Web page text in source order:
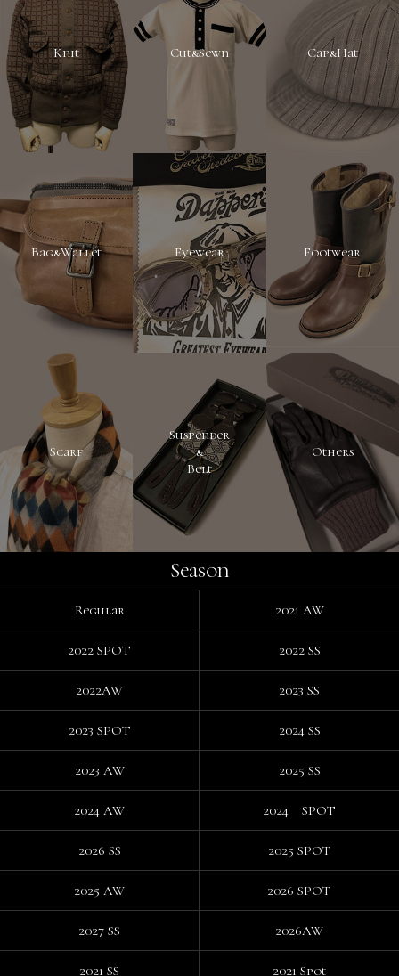
Knit Cut&Sewn Cap&Hat
Bag&Wallet Eyewear Footwear
Scarf
Suspender
&
Belt
Others
Season
Regular 2021 AW
2022 SPOT 2022 SS
2022AW 2023 SS
2023 SPOT 2024 SS
2023 AW 2025 SS
2024 AW 2024 SPOT
2026 SS 2025 SPOT
2025 AW 2026 SPOT
2027 SS 2026AW
2021 SS 2021 Spot